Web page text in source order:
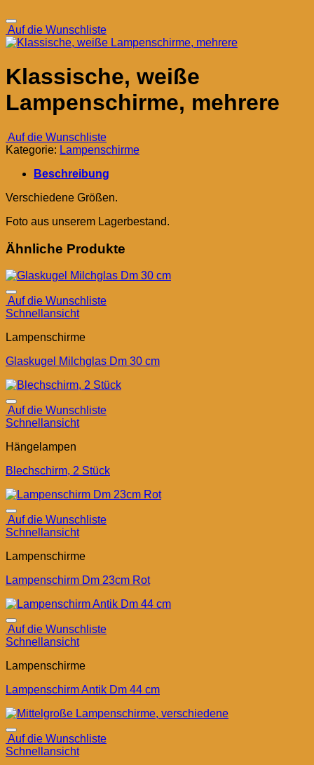
Auf die Wunschliste
Klassische, weiße
Lampenschirme, mehrere
Auf die Wunschliste
Kategorie: Lampenschirme
Beschreibung
Verschiedene Größen.
Foto aus unserem Lagerbestand.
Ähnliche Produkte
Auf die Wunschliste
Schnellansicht
Lampenschirme
Glaskugel Milchglas Dm 30 cm
Auf die Wunschliste
Schnellansicht
Hängelampen
Blechschirm, 2 Stück
Auf die Wunschliste
Schnellansicht
Lampenschirme
Lampenschirm Dm 23cm Rot
Auf die Wunschliste
Schnellansicht
Lampenschirme
Lampenschirm Antik Dm 44 cm
Auf die Wunschliste
Schnellansicht